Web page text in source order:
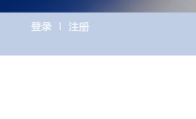
登录 注册